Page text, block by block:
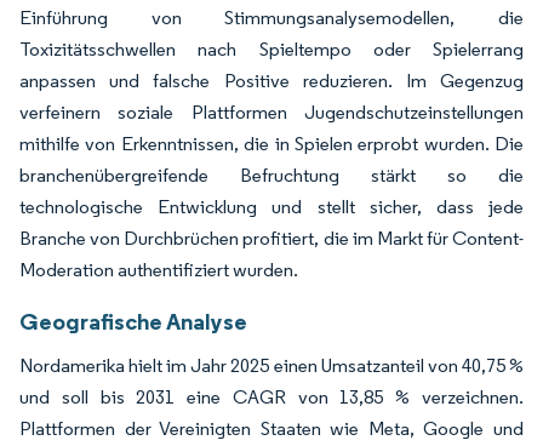
Einführung von Stimmungsanalysemodellen, die
Toxizitätsschwellen nach Spieltempo oder Spielerrang
anpassen und falsche Positive reduzieren. Im Gegenzug
verfeinern soziale Plattformen Jugendschutzeinstellungen
mithilfe von Erkenntnissen, die in Spielen erprobt wurden. Die
branchenübergreifende Befruchtung stärkt so die
technologische Entwicklung und stellt sicher, dass jede
Branche von Durchbrüchen profitiert, die im Markt für Content-
Moderation authentifiziert wurden.
Geografische Analyse
Nordamerika hielt im Jahr 2025 einen Umsatzanteil von 40,75 %
und soll bis 2031 eine CAGR von 13,85 % verzeichnen.
Plattformen der Vereinigten Staaten wie Meta, Google und